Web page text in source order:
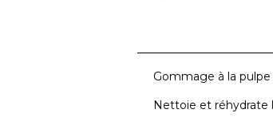
Gommage à la
Nettoie et réhydrate